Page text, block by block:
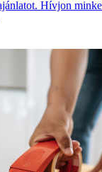
Hívjon